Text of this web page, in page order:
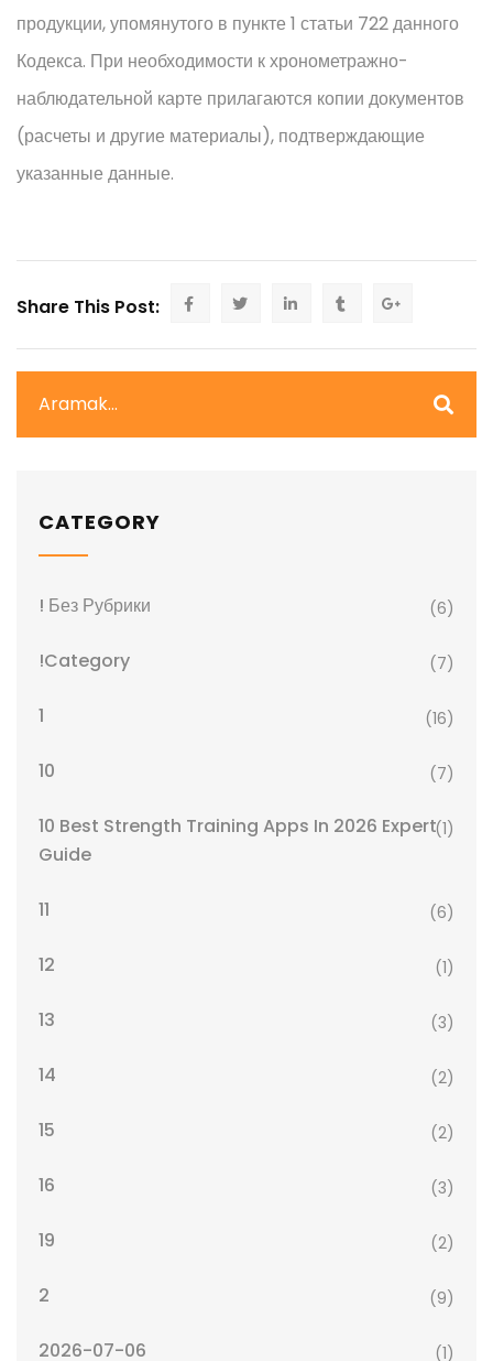
продукции, упомянутого в пункте 1 статьи 722 данного
Кодекса. При необходимости к хронометражно-
наблюдательной карте прилагаются копии документов
(расчеты и другие материалы), подтверждающие
указанные данные.
Share This Post:
CATEGORY
! Без Рубрики (6)
!Category (7)
1 (16)
10 (7)
10 Best Strength Training Apps In 2026 Expert
Guide
(1)
11 (6)
12 (1)
13 (3)
14 (2)
15 (2)
16 (3)
19 (2)
2 (9)
2026-07-06 (1)